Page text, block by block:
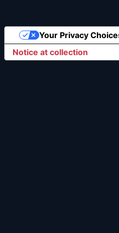
Notice at collection
Your Privacy